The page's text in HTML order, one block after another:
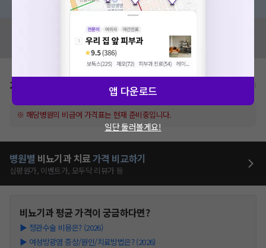
혹시 잘못된 병원정보가 있나요?
모두닥 팀에 알려주세요!
가격표
※ 해당병원의 비급여 가격표는 현재 준비중입니다.
병원별 비뇨기과 치료가격 비교하기
심평원가, 이벤트가, 모두닥 리뷰가 등
비뇨기과평균 가격이 궁금하다면?
▶ 정관수술 비용은? (2026)
▶ 여성방광염 증상/원인/치료방법은? (2026)
앱 다운로드
일단 둘러볼게요!